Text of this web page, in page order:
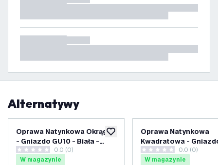
Alternatywy
dodaj do listy życzeń
Oprawa Natynkowa Okrągłe
- Gniazdo GU10 - Biała -
ø90mm
0 Gwiazdki oceny
0.0 (0)
W magazynie
Oprawa Natynkowa
Kwadratowa -
- Czarna
0 Gwiazdki oceny
0.0 (0)
W magazynie